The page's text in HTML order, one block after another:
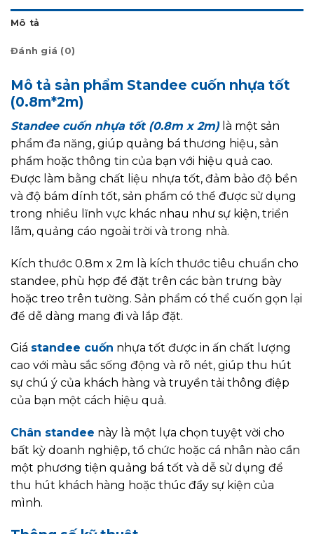
Mô tả
Đánh giá (0)
Mô tả sản phẩm Standee cuốn nhựa tốt
(0.8m*2m)
Standee cuốn nhựa tốt (0.8m x 2m)là một sản
phẩm đa năng, giúp quảng bá thương hiệu, sản
phẩm hoặc thông tin của bạn với hiệu quả cao.
Được làm bằng chất liệu nhựa tốt, đảm bảo độ bền
và độ bám dính tốt, sản phẩm có thể được sử dụng
trong nhiều lĩnh vực khác nhau như sự kiện, triển
lãm, quảng cáo ngoài trời và trong nhà.
Kích thước 0.8m x 2m là kích thước tiêu chuẩn cho
standee, phù hợp để đặt trên các bàn trưng bày
hoặc treo trên tường. Sản phẩm có thể cuốn gọn lại
để dễ dàng mang đi và lắp đặt.
Giá standee cuốn nhựa tốt được in ấn chất lượng
cao với màu sắc sống động và rõ nét, giúp thu hút
sự chú ý của khách hàng và truyền tải thông điệp
của bạn một cách hiệu quả.
Chân standee này là một lựa chọn tuyệt vời cho
bất kỳ doanh nghiệp, tổ chức hoặc cá nhân nào cần
một phương tiện quảng bá tốt và dễ sử dụng để
thu hút khách hàng hoặc thúc đẩy sự kiện của
mình.